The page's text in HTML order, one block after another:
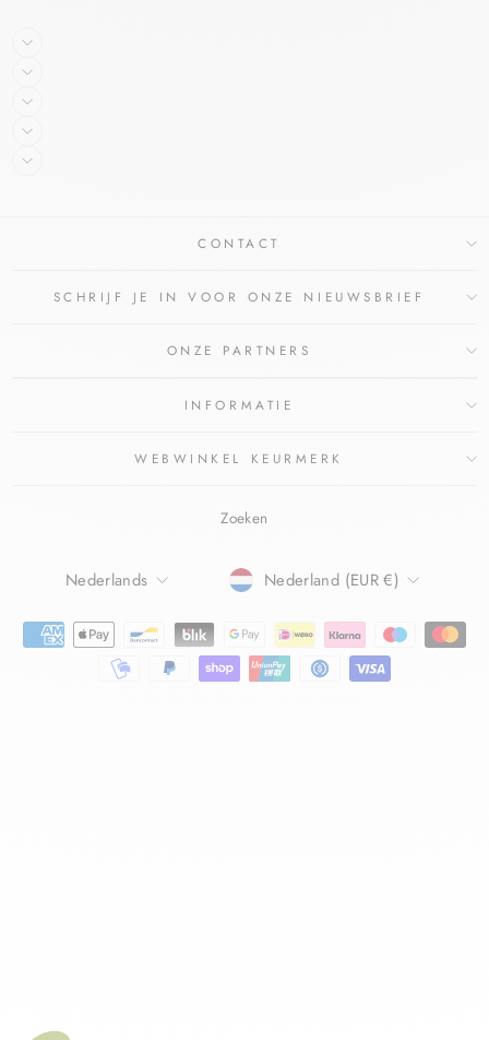
CONTACT
SCHRIJF JE IN VOOR ONZE NIEUWSBRIEF
ONZE PARTNERS
INFORMATIE
WEBWINKEL KEURMERK
Zoeken
TAAL
Nederlands Nederland (EUR €)